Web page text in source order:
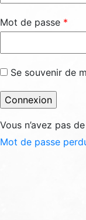
Mot de passe *
Se souvenir de
Vous n’avez pas
Mot de passe